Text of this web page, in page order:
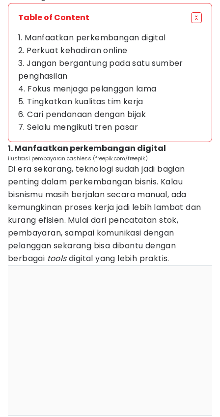
Table of Content
1. Manfaatkan perkembangan digital
2. Perkuat kehadiran online
3. Jangan bergantung pada satu sumber
penghasilan
4. Fokus menjaga pelanggan lama
5. Tingkatkan kualitas tim kerja
6. Cari pendanaan dengan bijak
7. Selalu mengikuti tren pasar
1. Manfaatkan perkembangan digital
ilustrasi pembayaran cashless (freepik.com/freepik)
Di era sekarang, teknologi sudah jadi bagian
penting dalam perkembangan bisnis. Kalau
bisnismu masih berjalan secara manual, ada
kemungkinan proses kerja jadi lebih lambat dan
kurang efisien. Mulai dari pencatatan stok,
pembayaran, sampai komunikasi dengan
pelanggan sekarang bisa dibantu dengan
berbagai toolsdigital yang lebih praktis.